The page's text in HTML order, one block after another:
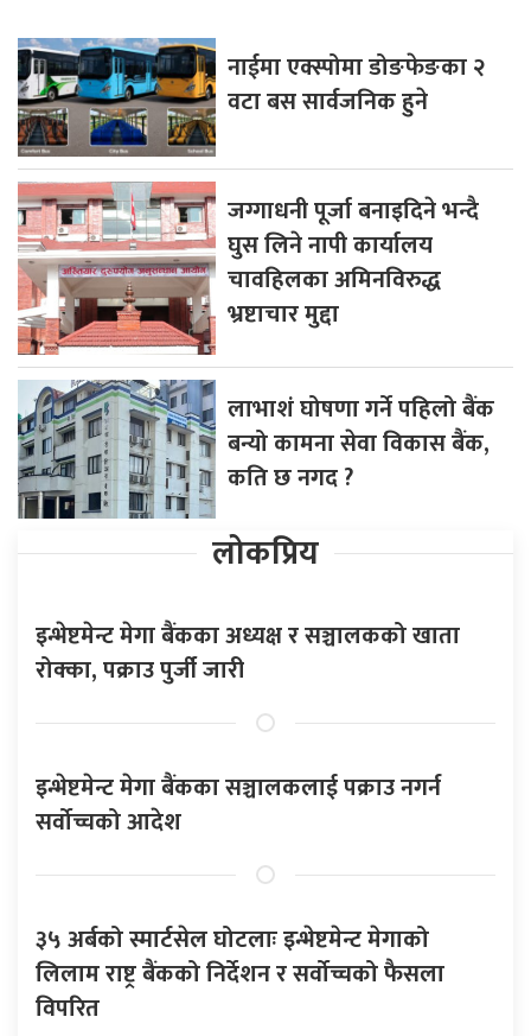
नाईमा एक्स्पोमा डोङफेङका २
वटा बस सार्वजनिक हुने
जग्गाधनी पूर्जा बनाइदिने भन्दै
घुस लिने नापी कार्यालय
चावहिलका अमिनविरुद्ध
भ्रष्टाचार मुद्दा
लाभाशं घोषणा गर्ने पहिलो बैंक
बन्यो कामना सेवा विकास बैंक,
कति छ नगद ?
लोकप्रिय
इन्भेष्टमेन्ट मेगा बैंकका अध्यक्ष र सञ्चालकको खाता
रोक्का, पक्राउ पुर्जी जारी
इन्भेष्टमेन्ट मेगा बैंकका सञ्चालकलाई पक्राउ नगर्न
सर्वोच्चको आदेश
३५ अर्बको स्मार्टसेल घोटलाः इन्भेष्टमेन्ट मेगाको
लिलाम राष्ट्र बैंकको निर्देशन र सर्वोच्चको फैसला
विपरित